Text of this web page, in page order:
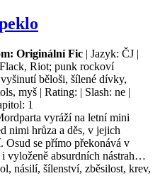
Originální Fic | Jazyk: ČJ |
Riot; punk rockoví
běloši, šílené dívky,
myš | Rating: | Slash: ne |
1
vyráží na letní mini
nimi hrůza a děs, v jejich
Osud se přímo překonává v
vyloženě absurdních nástrah…
násilí, šílenství, zběsilost, krev,